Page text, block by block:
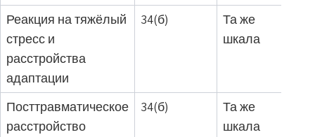
Реакция на тяжёлый
стресс и
расстройства
адаптации
34(б)
Та же
шкала
Посттравматическое
расстройство
34(б)
Та же
шкала